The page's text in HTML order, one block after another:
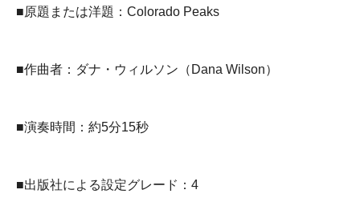
■原題または洋題：Colorado Peaks
■作曲者：ダナ・ウィルソン（Dana Wilson）
■演奏時間：約5分15秒
■出版社による設定グレード：4